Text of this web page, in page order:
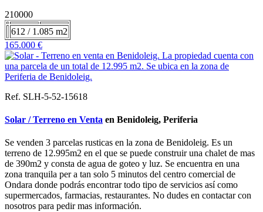
210000
612 / 1.085 m2
165.000 €
Ref. SLH-5-52-15618
Solar / Terreno en Venta en Benidoleig, Periferia
Se venden 3 parcelas rusticas en la zona de Benidoleig. Es un
terreno de 12.995m2 en el que se puede construir una chalet de mas
de 390m2 y consta de agua de goteo y luz. Se encuentra en una
zona tranquila per a tan solo 5 minutos del centro comercial de
Ondara donde podrás encontrar todo tipo de servicios así como
supermercados, farmacias, restaurantes. No dudes en contactar con
nosotros para pedir mas información.